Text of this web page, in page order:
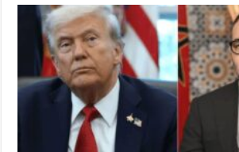
محمد
السادس
يتلقي
برقية
تهاني
من
الرئيس
الأمريكي
بمناسبة
الذكرى
27
لعيد
العرش
مغلقة